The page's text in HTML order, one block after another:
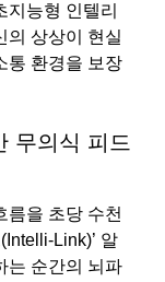
지능형 인텔리
의 상상이 현실
통 환경을 보장
무의식 피드
름을 초당 수천
Link)’ 알
는 순간의 뇌파